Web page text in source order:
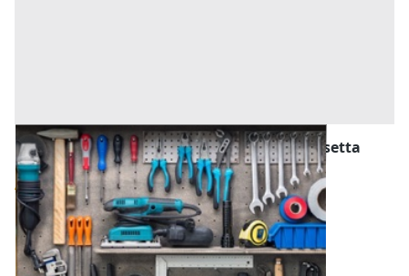
Attrezzature ed Utensili all'asta a Caltanissetta
Caltanissetta (Caltanissetta)
Offerta minima
4.566,67 €
Codice asta:BA479144
Asta chiusa